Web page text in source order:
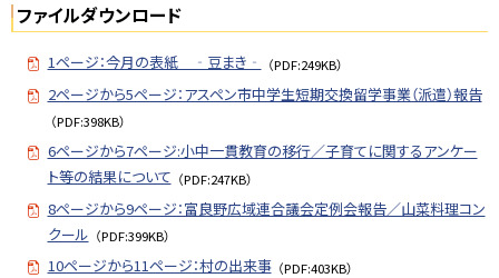
ファイルダウンロード
1ページ：今月の表紙 ‐豆まき‐ （PDF:249KB）
2ページから5ページ：アスペン市中学生短期交換留学事業（派遣）報告
（PDF:398KB）
6ページから7ページ:小中一貫教育の移行／子育てに関するアンケー
ト等の結果について （PDF:247KB）
8ページから9ページ：富良野広域連合議会定例会報告／山菜料理コン
クール （PDF:399KB）
10ページから11ページ：村の出来事 （PDF:403KB）